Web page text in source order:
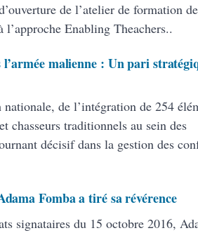
de l’atelier de formation
Enabling Theachers..
malienne : Un pari
de l’intégration de 254
chasseurs traditionnels au sein des
décisif dans la gestion des
Fomba a tiré sa révérence
signataires du 15 octobre 2016,